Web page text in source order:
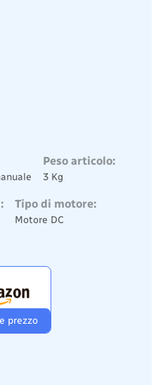
Peso articolo:
3 Kg
Tipo di motore:
Motore DC
prezzo